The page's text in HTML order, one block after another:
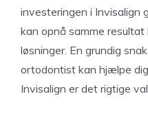
investeringen i Invisalign
kan opnå samme
løsninger. En grundig
ortodontist kan hjælpe
Invisalign er det rigtige